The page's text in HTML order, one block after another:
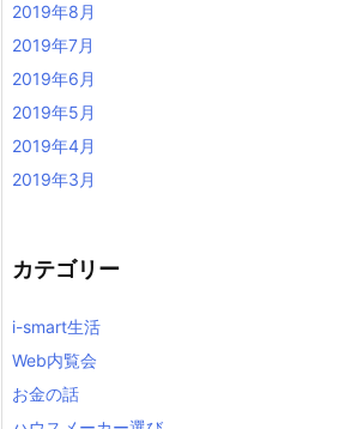
2019年8月
2019年7月
2019年6月
2019年5月
2019年4月
2019年3月
カテゴリー
i-smart生活
Web内覧会
お金の話